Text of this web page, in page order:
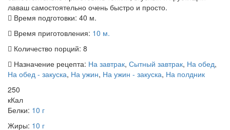
лаваш самостоятельно очень быстро и просто.
Время подготовки: 40 м.
Время приготовления: 10 м.
Количество порций: 8
Назначение рецепта: На завтрак, Сытный завтрак, На обед,
На обед - закуска, На ужин, На ужин - закуска, На полдник
250
кКал
Белки: 10 г
Жиры: 10 г